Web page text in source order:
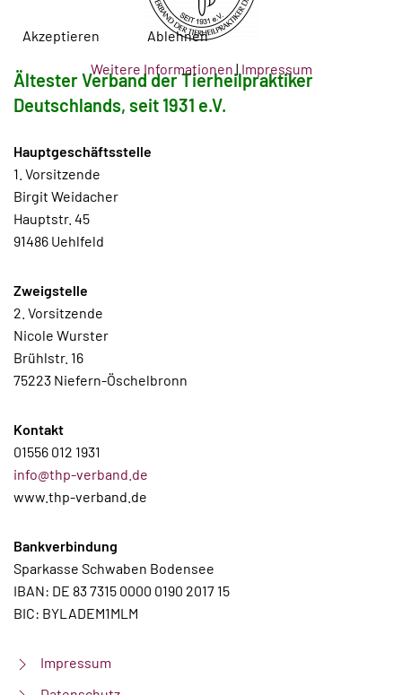
Ältester Verband der Tierheilpraktiker
Deutschlands, seit 1931 e.V.
Hauptgeschäftsstelle
1. Vorsitzende
Birgit Weidacher
Hauptstr. 45
91486 Uehlfeld
Zweigstelle
2. Vorsitzende
Nicole Wurster
Brühlstr. 16
75223 Niefern-Öschelbronn
Kontakt
01556 012 1931
info@thp-verband.de
www.thp-verband.de
Bankverbindung
Sparkasse Schwaben Bodensee
IBAN: DE 83 7315 0000 0190 2017 15
BIC: BYLADEM1MLM
Impressum
Akzeptieren
Ablehnen
Weitere Informationen | Impressum